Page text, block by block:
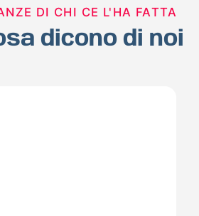
DI CHI CE L'HA FATTA
dicono di noi